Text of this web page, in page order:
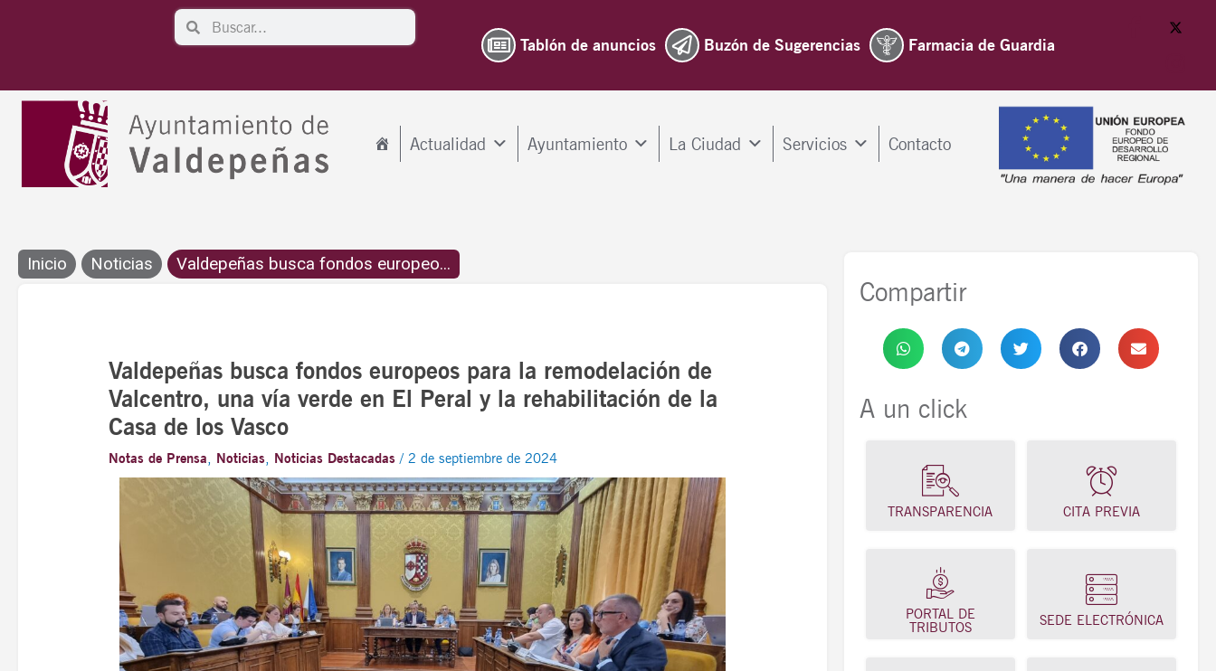
SearchSearch
Tablón de anuncios Buzón de Sugerencias Farmacia de Guardia
Actualidad Ayuntamiento La Ciudad Servicios Contacto
Inicio Noticias Valdepeñas busca fondos europeo...
Valdepeñas busca fondos europeos para la remodelación de
Valcentro, una vía verde en El Peral y la rehabilitación de la
Casa de los Vasco
Notas de Prensa, Noticias, Noticias Destacadas /2 de septiembre de 2024
Compartir
A un click
TRANSPARENCIA CITA PREVIA
PORTAL DE
TRIBUTOS
SEDE ELECTRÓNICA